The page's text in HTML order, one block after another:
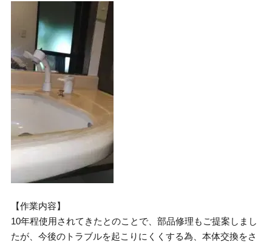
【作業内容】
10年程使用されてきたとのことで、部品修理もご提案しまし
たが、今後のトラブルを起こりにくくする為、本体交換をさ